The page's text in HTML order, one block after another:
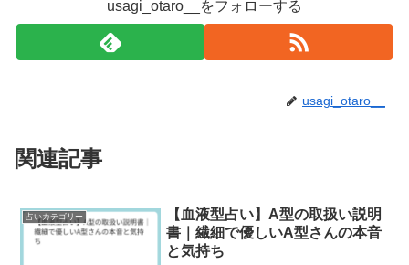
usagi_otaro__をフォローする
usagi_otaro__
関連記事
占いカテゴリー
【血液型占い】A型の取扱い説明
書｜繊細で優しいA型さんの本音
と気持ち